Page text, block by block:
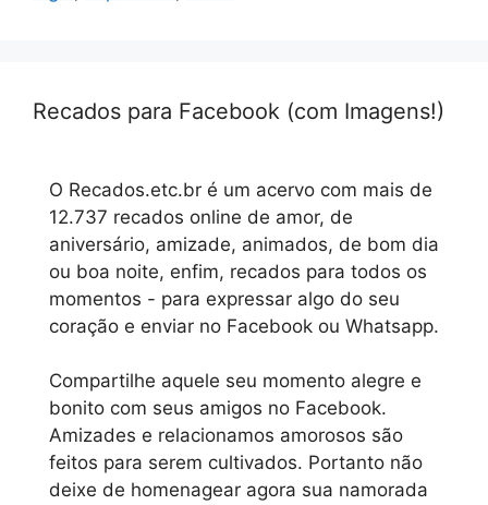
Recados para Facebook (com Imagens!)
O Recados.etc.br é um acervo com mais de
12.737 recados online de amor, de
aniversário, amizade, animados, de bom dia
ou boa noite, enfim, recados para todos os
momentos - para expressar algo do seu
coração e enviar no Facebook ou Whatsapp.
Compartilhe aquele seu momento alegre e
bonito com seus amigos no Facebook.
Amizades e relacionamos amorosos são
feitos para serem cultivados. Portanto não
deixe de homenagear agora sua namorada